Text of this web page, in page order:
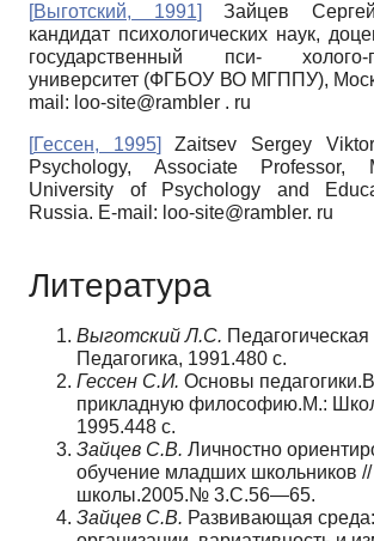
[Выготский, 1991] Зайцев
кандидат психологических наук,
государственный пси- холого-
университет (ФГБОУ ВО МГППУ),
mail: loo-site@rambler . ru
[Гессен, 1995] Zaitsev Sergey
Psychology, Associate Professor,
University of Psychology and
Russia. E-mail: loo-site@rambler. ru
Литература
Выготский Л.С.
Педагогика, 1991.480 с.
Гессен С.И. Основы
прикладную философию.М.:
1995.448 с.
Зайцев С.В. Личностно
обучение младших школьников
школы.2005.№ 3.С.56—65.
Зайцев С.В. Развивающая